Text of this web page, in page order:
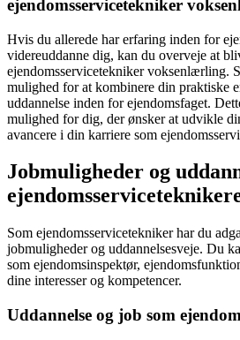
ejendomsservicetekniker
Hvis du allerede har erfaring inden for
videreuddanne dig, kan du overveje at
ejendomsservicetekniker voksenlærling.
mulighed for at kombinere din praktiske
uddannelse inden for ejendomsfaget.
mulighed for dig, der ønsker at udvikle
avancere i din karriere som
Jobmuligheder og
Som ejendomsservicetekniker har du
jobmuligheder og uddannelsesveje. Du
som ejendomsinspektør,
dine interesser og kompetencer.
Uddannelse og job som